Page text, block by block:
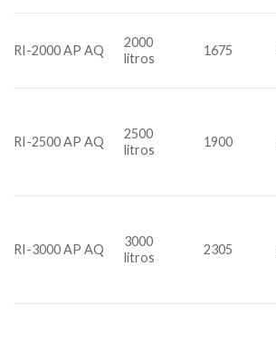
RI-2000 AP AQ
2000
litros
1675
RI-2500 AP AQ
2500
litros
1900
RI-3000 AP AQ
3000
litros
2305